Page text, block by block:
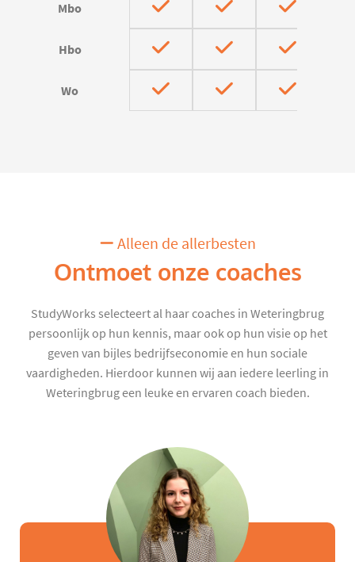
Mbo
Hbo
Wo
Alleen de allerbesten
Ontmoet onze coaches
StudyWorks selecteert al haar coaches in Weteringbrug
persoonlijk op hun kennis, maar ook op hun visie op het
geven van bijles bedrijfseconomie en hun sociale
vaardigheden. Hierdoor kunnen wij aan iedere leerling in
Weteringbrug een leuke en ervaren coach bieden.